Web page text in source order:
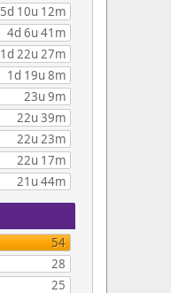
5d 10u 12m
4d 6u 41m
1d 22u 27m
1d 19u 8m
23u 9m
22u 39m
22u 23m
22u 17m
21u 44m
54
28
25